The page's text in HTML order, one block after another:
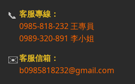
📞 客服專線：
0985-818-232 王專員
0989-320-891 李小姐
✉️客服信箱：
b0985818232@gmail.com